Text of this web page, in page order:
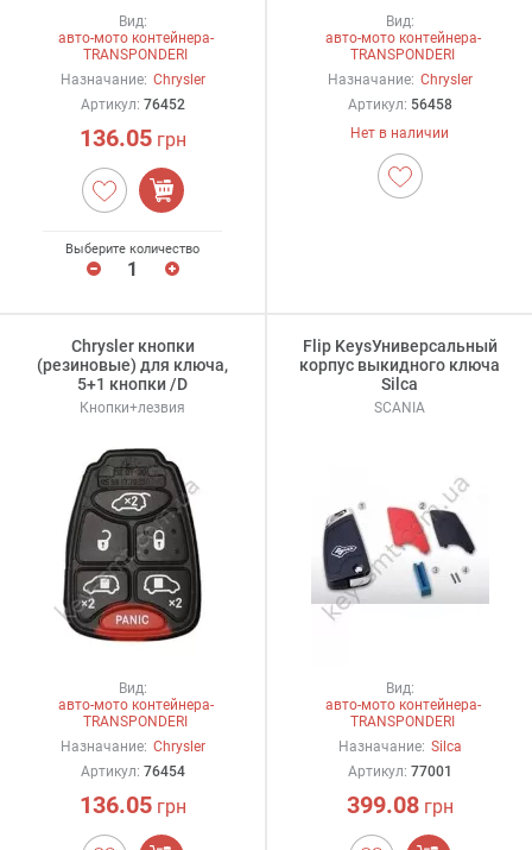
Вид:
авто-мото контейнера-
TRANSPONDERI
Назначание: Chrysler
Артикул: 76452
136.05грн
Выберите количество
Вид:
авто-мото контейнера-
TRANSPONDERI
Назначание: Chrysler
Артикул: 56458
Нет в наличии
Chrysler кнопки
(резиновые) для ключа,
5+1 кнопки /D
Кнопки+лезвия
Вид:
авто-мото контейнера-
TRANSPONDERI
Назначание: Chrysler
Артикул: 76454
136.05грн
Flip KeysУниверсальный
корпус выкидного ключа
Silca
SCANIA
Вид:
авто-мото контейнера-
TRANSPONDERI
Назначание: Silca
Артикул: 77001
399.08грн